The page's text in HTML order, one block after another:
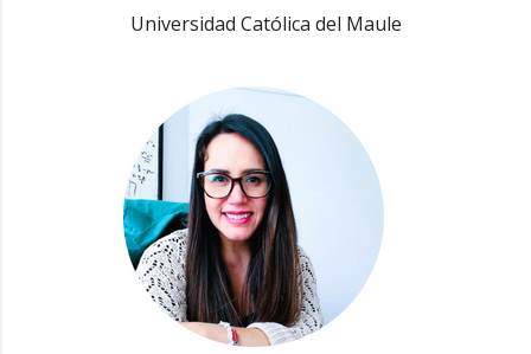
Universidad Católica del Maule